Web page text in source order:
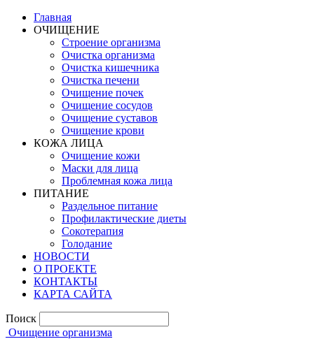
Главная
ОЧИЩЕНИЕ
Строение организма
Очистка организма
Очистка кишечника
Очистка печени
Очищение почек
Очищение сосудов
Очищение суставов
Очищение крови
КОЖА ЛИЦА
Очищение кожи
Маски для лица
Проблемная кожа лица
ПИТАНИЕ
Раздельное питание
Профилактические диеты
Сокотерапия
Голодание
НОВОСТИ
О ПРОЕКТЕ
КОНТАКТЫ
КАРТА САЙТА
Поиск
Очищение организма